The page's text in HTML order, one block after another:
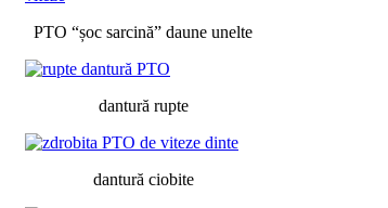
PTO “șoc sarcină” daune unelte
dantură rupte
dantură ciobite